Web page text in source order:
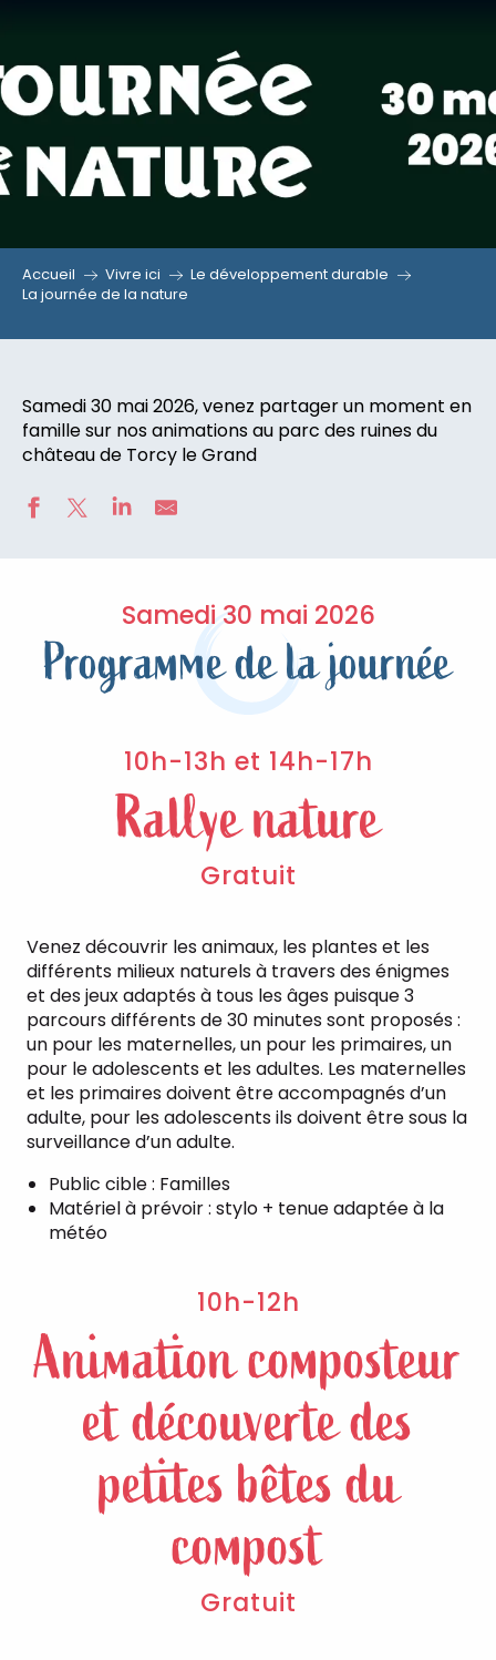
au
contenu
Accueil Vivre ici
Le développement durable
La journée de la nature
Samedi 30 mai 2026, venez partager un moment en
famille sur nos animations au parc des ruines du
château de Torcy le Grand
Samedi 30 mai 2026
Programme de la journée
10h-13h et 14h-17h
Rallye nature
Gratuit
Venez découvrir les animaux, les plantes et les
différents milieux naturels à travers des énigmes
et des jeux adaptés à tous les âges puisque 3
parcours différents de 30 minutes sont proposés :
un pour les maternelles, un pour les primaires, un
pour le adolescents et les adultes. Les maternelles
et les primaires doivent être accompagnés d’un
adulte, pour les adolescents ils doivent être sous la
surveillance d’un adulte.
Public cible : Familles
Matériel à prévoir : stylo + tenue adaptée à la
météo
10h-12h
Animation composteur
et découverte des
petites bêtes du
compost
Gratuit